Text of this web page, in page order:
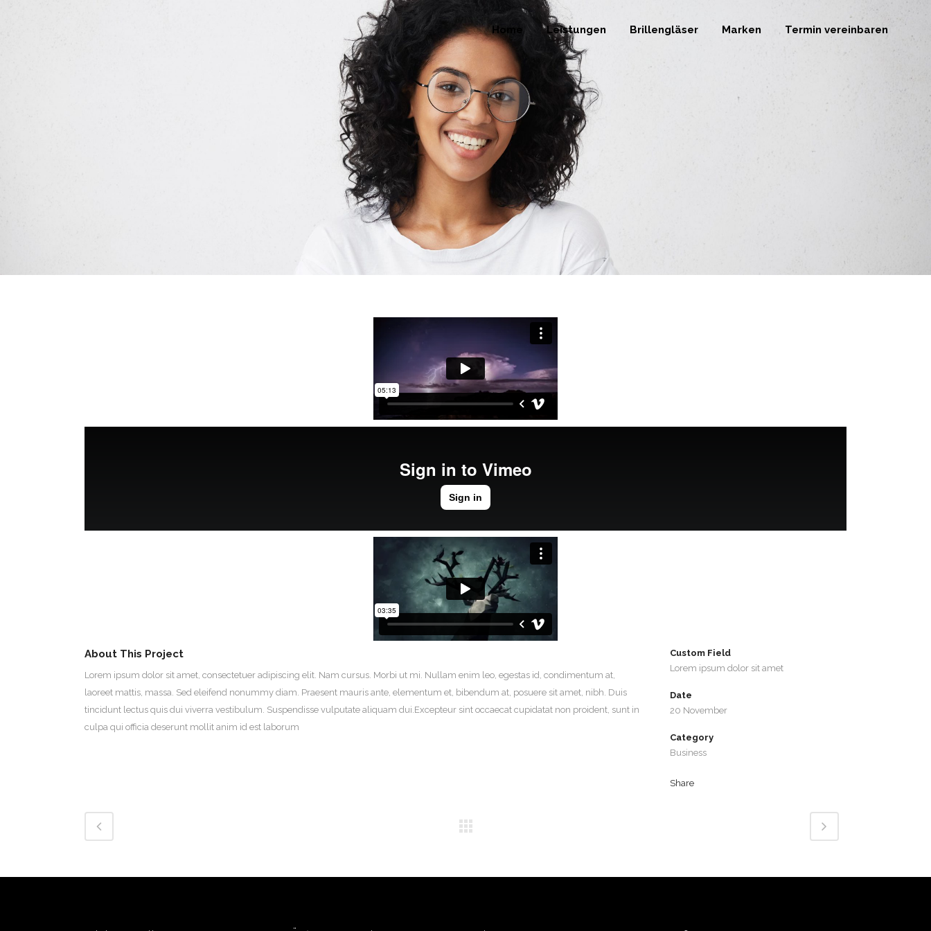
Home Leistungen Brillengläser Marken Termin vereinbaren
About This Project
Lorem ipsum dolor sit amet, consectetuer adipiscing elit. Nam cursus. Morbi ut mi. Nullam enim leo, egestas id, condimentum at,
laoreet mattis, massa. Sed eleifend nonummy diam. Praesent mauris ante, elementum et, bibendum at, posuere sit amet, nibh. Duis
tincidunt lectus quis dui viverra vestibulum. Suspendisse vulputate aliquam dui.Excepteur sint occaecat cupidatat non proident, sunt in
culpa qui officia deserunt mollit anim id est laborum
Custom Field
Lorem ipsum dolor sit amet
Date
20 November
Category
Business
Share